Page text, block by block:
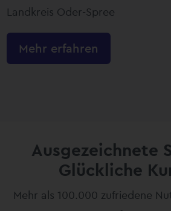
Landkreis Oder-Spree
Mehr erfahren
Ausgezeichnete
Glückliche
Mehr als 100.000 zufriedene